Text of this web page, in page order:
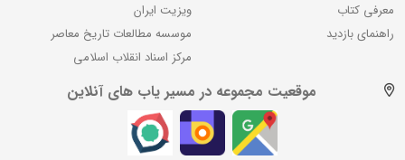
معرفی کتاب
راهنمای بازدید
ویزیت ایران
موسسه مطالعات تاریخ معاصر
مرکز اسناد انقلاب اسلامی
موقعیت مجموعه در مسیر یاب های آنلاین